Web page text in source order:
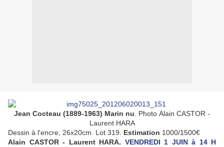
Jean Cocteau (1889-1963) Marin nu
Photo Alain CASTOR -
Laurent HARA
Dessin à l'encre, 26x20cm. Lot 319. Estimation 1000/1500€
Alain CASTOR - Laurent HARA. VENDREDI 1 JUIN à 14 H